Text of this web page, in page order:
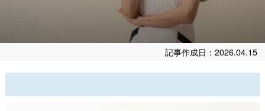
記事作成日：2026.04.15